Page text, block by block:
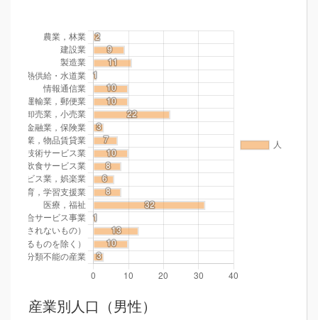
産業別人口（男性）